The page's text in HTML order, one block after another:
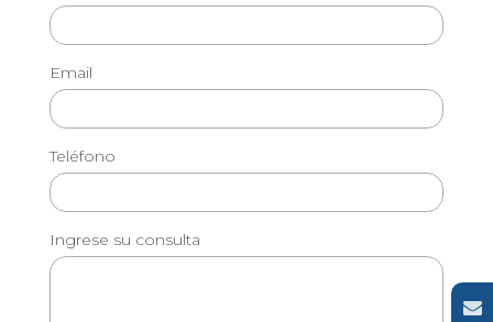
Email
Teléfono
Ingrese su consulta